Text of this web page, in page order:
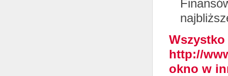
http://
okno w